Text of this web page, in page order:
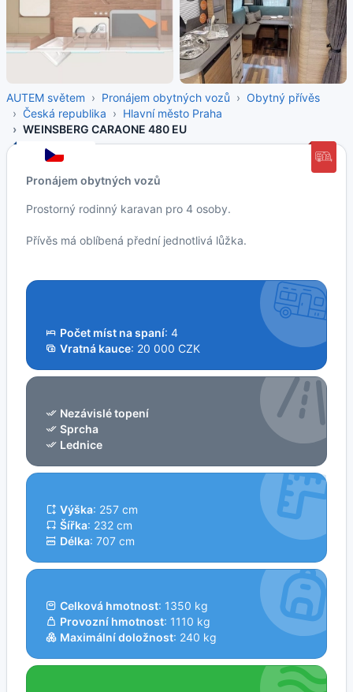
AUTEM světem Pronájem obytných vozů
Obytný přívěs
Česká republika
Hlavní město Praha
WEINSBERG CARAONE 480 EU
Pronájem obytných vozů
Prostorný rodinný karavan pro 4 osoby.
Přívěs má oblíbená přední jednotlivá lůžka.
Počet míst na spaní: 4
Vratná kauce: 20 000 CZK
Nezávislé topení
Sprcha
Lednice
Výška: 257 cm
Šířka: 232 cm
Délka: 707 cm
Celková hmotnost: 1350 kg
Provozní hmotnost: 1110 kg
Maximální doložnost: 240 kg